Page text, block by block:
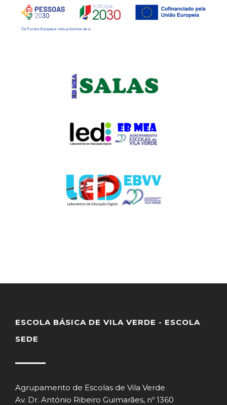
ESCOLA BÁSICA DE VILA VERDE - ESCOLA
SEDE
Agrupamento de Escolas de Vila Verde
Av. Dr. António Ribeiro Guimarães, nº 1360